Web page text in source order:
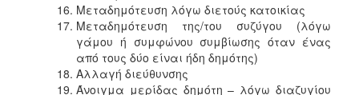
Μεταδημότευση λόγω διετούς κατοικίας
Μεταδημότευση της/του συζύγου (λόγω
γάμου ή συμφώνου συμβίωσης όταν ένας
από τους δύο είναι ήδη δημότης)
Αλλαγή διεύθυνσης
Άνοιγμα μερίδας δημότη – λόγω διαζυγίου